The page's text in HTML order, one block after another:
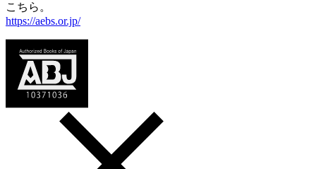
こちら。
https://aebs.or.jp/